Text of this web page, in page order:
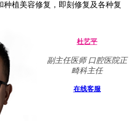
种植美容修复，即刻修复及各种复
杜艺平
副主任医师 口腔医院正
畸科主任
在线客服